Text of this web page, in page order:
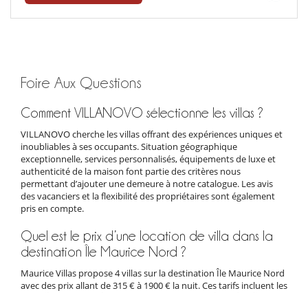
Foire Aux Questions
Comment VILLANOVO sélectionne les villas ?
VILLANOVO cherche les villas offrant des expériences uniques et
inoubliables à ses occupants. Situation géographique
exceptionnelle, services personnalisés, équipements de luxe et
authenticité de la maison font partie des critères nous
permettant d’ajouter une demeure à notre catalogue. Les avis
des vacanciers et la flexibilité des propriétaires sont également
pris en compte.
Quel est le prix d’une location de villa dans la
destination Île Maurice Nord ?
Maurice Villas propose 4 villas sur la destination Île Maurice Nord
avec des prix allant de 315 € à 1900 € la nuit. Ces tarifs incluent les